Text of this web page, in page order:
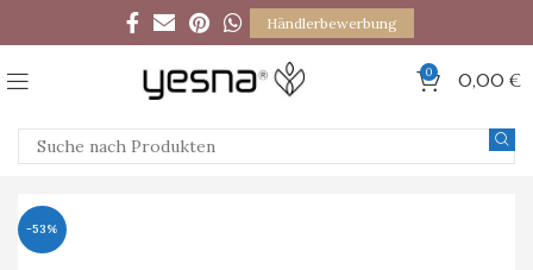
Händlerbewerbung
0 0,00 €
-53%